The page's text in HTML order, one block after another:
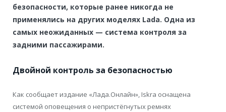
безопасности, которые ранее никогда не
применялись на других моделях Lada. Одна из
самых неожиданных — система контроля за
задними пассажирами.
Двойной контроль за безопасностью
Как сообщает издание «Лада.Онлайн», Iskra оснащена
системой оповещения о непристёгнутых ремнях